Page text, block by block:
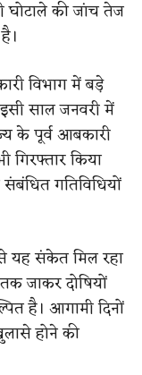
की जांच तेज
विभाग में बड़े
साल जनवरी में
के पूर्व आबकारी
गिरफ्तार किया
गतिविधियों
यह संकेत मिल रहा
जाकर दोषियों
है। आगामी दिनों
होने की